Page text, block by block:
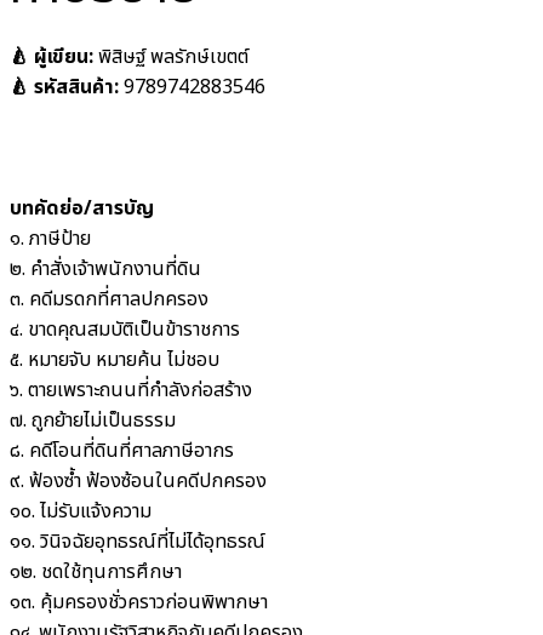
🍐 ผู้เขียน:พิสิษฐ์ พลรักษ์เขตต์
🍐 รหัสสินค้า:9789742883546
บทคัดย่อ/สารบัญ
๑. ภาษีป้าย
๒. คำสั่งเจ้าพนักงานที่ดิน
๓. คดีมรดกที่ศาลปกครอง
๔. ขาดคุณสมบัติเป็นข้าราชการ
๕. หมายจับ หมายค้น ไม่ชอบ
๖. ตายเพราะถนนที่กำลังก่อสร้าง
๗. ถูกย้ายไม่เป็นธรรม
๘. คดีโอนที่ดินที่ศาลภาษีอากร
๙. ฟ้องซ้ำ ฟ้องซ้อนในคดีปกครอง
๑๐. ไม่รับแจ้งความ
๑๑. วินิจฉัยอุทธรณ์ที่ไม่ได้อุทธรณ์
๑๒. ชดใช้ทุนการศึกษา
๑๓. คุ้มครองชั่วคราวก่อนพิพากษา